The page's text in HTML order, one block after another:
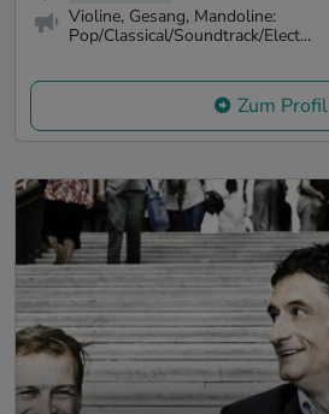
Violine, Gesang, Mandoline:
Pop/Classical/Soundtrack/Elect...
Zum Profil